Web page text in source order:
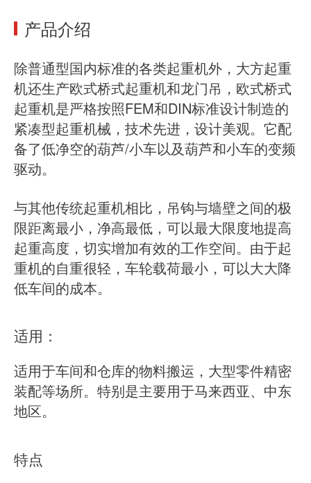
产品介绍
除普通型国内标准的各类起重机外，大方起重
机还生产欧式桥式起重机和龙门吊，欧式桥式
起重机是严格按照FEM和DIN标准设计制造的
紧凑型起重机械，技术先进，设计美观。它配
备了低净空的葫芦/小车以及葫芦和小车的变频
驱动。
与其他传统起重机相比，吊钩与墙壁之间的极
限距离最小，净高最低，可以最大限度地提高
起重高度，切实增加有效的工作空间。由于起
重机的自重很轻，车轮载荷最小，可以大大降
低车间的成本。
适用：
适用于车间和仓库的物料搬运，大型零件精密
装配等场所。特别是主要用于马来西亚、中东
地区。
特点